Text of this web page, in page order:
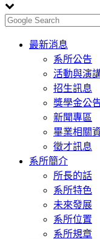
Toggle
navigation
最新消息
系所公告
活動與演
招生訊息
獎學金公
新聞專區
畢業相關
徵才訊息
系所簡介
所長的話
系所特色
未來發展
系所位置
系所規章